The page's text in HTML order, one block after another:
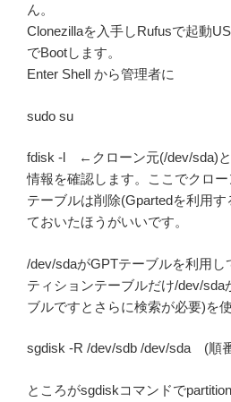
ん。
Clonezillaを入手しRufusで起動
でBootします。
Enter Shell から管理者に
sudo su
fdisk -l ←クローン元(/dev/sda)
情報を確認します。ここでクロ
テーブルは削除(Gpartedを利用
ておいたほうがいいです。
/dev/sdaがGPTテーブルを利用
ティションテーブルだけ/dev/sda
ブルですとさらに検索が必要)を
sgdisk -R /dev/sdb /dev/sda (順
ところがsgdiskコマンドで